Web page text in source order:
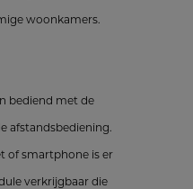
woonkamers.
bediend met de
afstandsbediening.
of smartphone is er
verkrijgbaar die